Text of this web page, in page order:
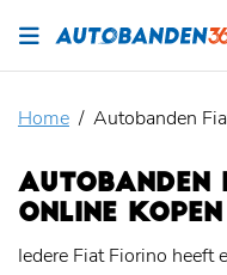
Home Autobanden
AUTOBANDEN
ONLINE KOPEN
Iedere Fiat Fiorino heeft